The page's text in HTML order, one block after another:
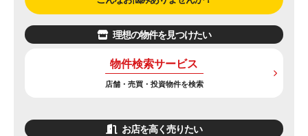
理想の物件を見つけたい
物件検索サービス
店舗・売買・投資物件を検索
お店を高く売りたい